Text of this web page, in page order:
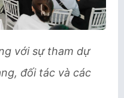
với sự tham dự
đối tác và các